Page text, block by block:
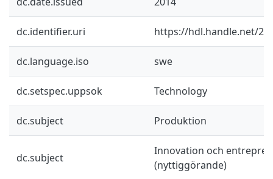
dc.identifier.uri https://hdl.handle.net/
dc.language.iso swe
dc.setspec.uppsok Technology
dc.subject Produktion
dc.subject
Innovation och
(nyttiggörande)